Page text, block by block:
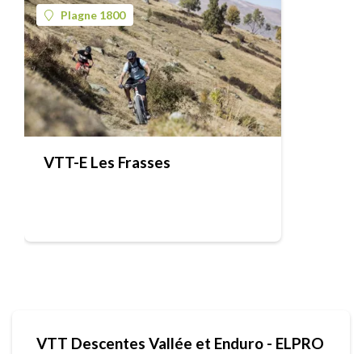
Plagne 1800
VTT-E Les Frasses
VTT Descentes Vallée et Enduro - ELPRO